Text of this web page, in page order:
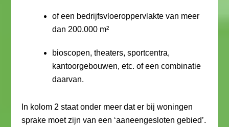
of een bedrijfsvloeroppervlakte van meer
dan 200.000 m²
bioscopen, theaters, sportcentra,
kantoorgebouwen, etc. of een combinatie
daarvan.
In kolom 2 staat onder meer dat er bij woningen
sprake moet zijn van een ‘aaneengesloten gebied’.